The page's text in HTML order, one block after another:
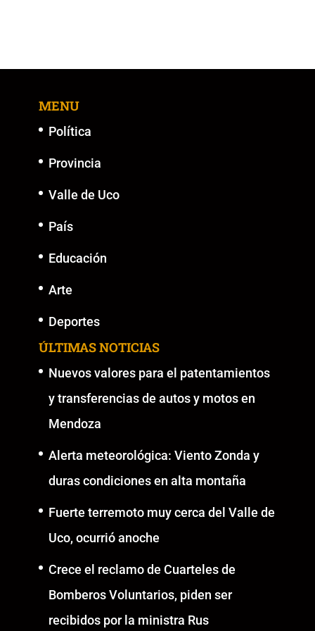
MENU
Política
Provincia
Valle de Uco
País
Educación
Arte
Deportes
ÚLTIMAS NOTICIAS
Nuevos valores para el patentamientos
y transferencias de autos y motos en
Mendoza
Alerta meteorológica: Viento Zonda y
duras condiciones en alta montaña
Fuerte terremoto muy cerca del Valle de
Uco, ocurrió anoche
Crece el reclamo de Cuarteles de
Bomberos Voluntarios, piden ser
recibidos por la ministra Rus